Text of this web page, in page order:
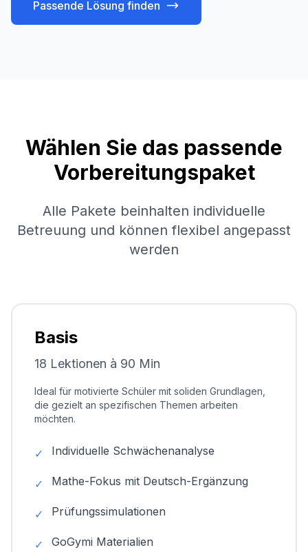
Passende Lösung finden
Wählen Sie das passende
Vorbereitungspaket
Alle Pakete beinhalten individuelle
Betreuung und können flexibel angepasst
werden
Basis
18 Lektionen à 90 Min
Ideal für motivierte Schüler mit soliden Grundlagen,
die gezielt an spezifischen Themen arbeiten
möchten.
✓ Individuelle Schwächenanalyse
✓ Mathe-Fokus mit Deutsch-Ergänzung
✓ Prüfungssimulationen
✓ GoGymi Materialien